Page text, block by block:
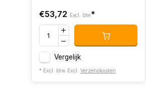
€53,72 Excl. btw*
Vergelijk
* Excl. btw Excl. Verzendkosten